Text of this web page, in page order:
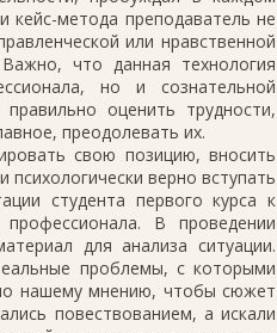
кейс-метода преподаватель не
или нравственной
что данная технология
но и сознательной
оценить трудности,
преодолевать их.
свою позицию, вносить
верно вступать
студента первого курса к
В проведении
для анализа ситуации.
проблемы, с которыми
нашему мнению, чтобы сюжет
повествованием, а искали